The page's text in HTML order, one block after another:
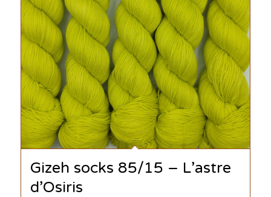
Gizeh socks 85/15 – L’astre
d’Osiris